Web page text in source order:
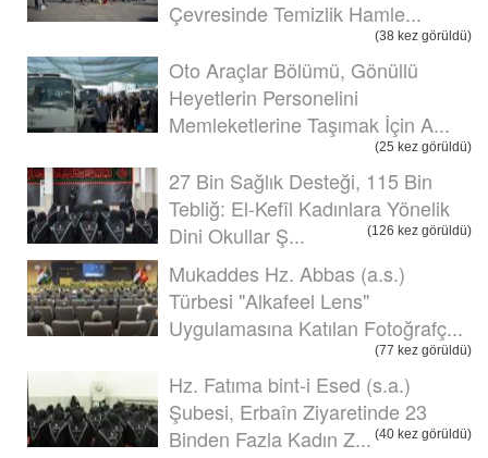
Çevresinde Temizlik Hamle...
(38 kez görüldü)
Oto Araçlar Bölümü, Gönüllü
Heyetlerin Personelini
Memleketlerine Taşımak İçin A...
(25 kez görüldü)
27 Bin Sağlık Desteği, 115 Bin
Tebliğ: El-Kefîl Kadınlara Yönelik
Dini Okullar Ş...
(126 kez görüldü)
Mukaddes Hz. Abbas (a.s.)
Türbesi "Alkafeel Lens"
Uygulamasına Katılan Fotoğrafç...
(77 kez görüldü)
Hz. Fatıma bint-i Esed (s.a.)
Şubesi, Erbaîn Ziyaretinde 23
Binden Fazla Kadın Z... (40 kez görüldü)